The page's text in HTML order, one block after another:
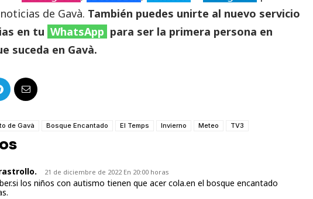
de Gavà. También puedes unirte al nuevo servicio
en tu WhatsApp para ser la primera persona en
suceda en Gavà.
de Gavà Bosque Encantado El Temps Invierno Meteo TV3
21 de diciembre de 2022 En 20:00 horas
los niños con autismo tienen que acer cola.en el bosque encantado